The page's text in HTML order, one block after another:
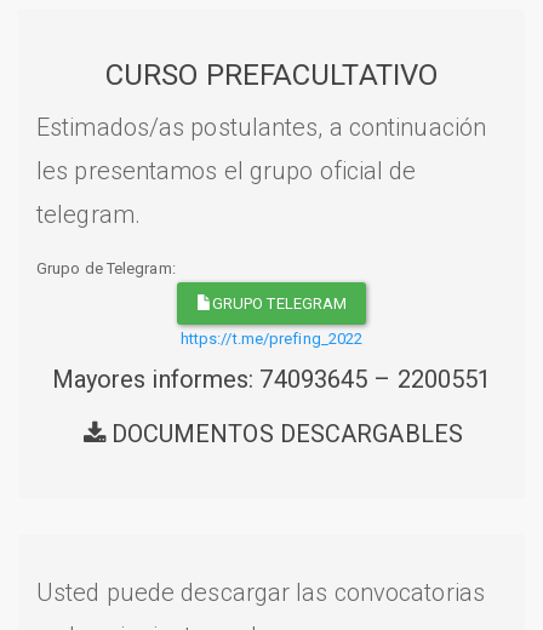
CURSO PREFACULTATIVO
Estimados/as postulantes, a continuación
les presentamos el grupo oficial de
telegram.
Grupo de Telegram:
GRUPO TELEGRAM
https://t.me/prefing_2022
Mayores informes: 74093645 – 2200551
DOCUMENTOS DESCARGABLES
Usted puede descargar las convocatorias